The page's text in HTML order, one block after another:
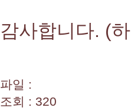
감사합니다. (
파일 :
조회 : 320